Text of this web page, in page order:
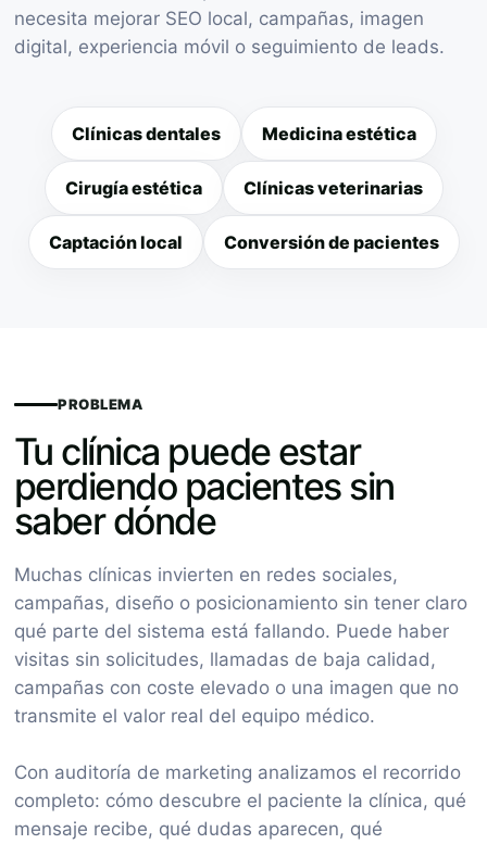
necesita mejorar SEO local, campañas, imagen
digital, experiencia móvil o seguimiento de leads.
Clínicas dentales Medicina estética
Cirugía estética Clínicas veterinarias
Captación local Conversión de pacientes
PROBLEMA
Tu clínica puede estar
perdiendo pacientes sin
saber dónde
Muchas clínicas invierten en redes sociales,
campañas, diseño o posicionamiento sin tener claro
qué parte del sistema está fallando. Puede haber
visitas sin solicitudes, llamadas de baja calidad,
campañas con coste elevado o una imagen que no
transmite el valor real del equipo médico.
Con auditoría de marketing analizamos el recorrido
completo: cómo descubre el paciente la clínica, qué
mensaje recibe, qué dudas aparecen, qué